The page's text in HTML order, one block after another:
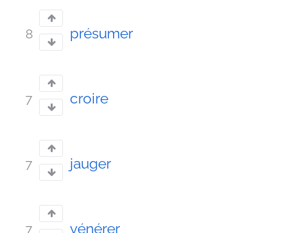
8 présumer
7 croire
7 jauger
7 vénérer